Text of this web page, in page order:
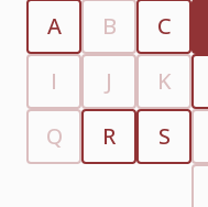
A B C
I
J K
Q
R S